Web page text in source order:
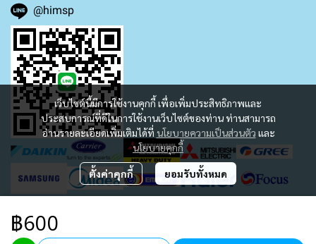
฿600
เว็บไซต์นี้มีการใช้งานคุกกี้ เพื่อเพิ่มประสิทธิภาพและ
ประสบการณ์ที่ดีในการใช้งานเว็บไซต์ของท่าน ท่านสามารถ
อ่านรายละเอียดเพิ่มเติมได้ที่ นโยบายความเป็นส่วนตัว และ
นโยบายคุกกี้
ตั้งค่าคุกกี้ ยอมรับทั้งหมด
@himsp